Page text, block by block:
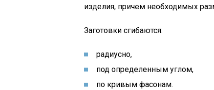
изделия, причем необходимых
Заготовки сгибаются:
радиусно,
под определенным углом,
по кривым фасонам.